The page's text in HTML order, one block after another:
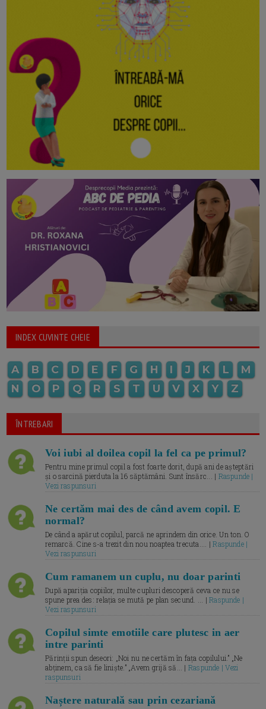
INDEX CUVINTE CHEIE
A B C D E F G H I J K L
M
N
O P Q R S T U V X Y Z
ÎNTREBARI
Voi iubi al doilea copil la fel ca pe primul?
Pentru mine primul copil a fost foarte dorit, după ani de așteptări
și o sarcină pierduta la 16 săptămâni. Sunt însărc... | Raspunde |
Vezi raspunsuri
Ne certăm mai des de când avem copil. E
normal?
De când a apărut copilul, parcă ne aprindem din orice. Un ton. O
remarcă. Cine s-a trezit din nou noaptea trecuta.... |Raspunde |
Vezi raspunsuri
Cum ramanem un cuplu, nu doar parinti
După apariția copiilor, multe cupluri descoperă ceva ce nu se
spune prea des: relația se mută pe plan secund. ... |Raspunde |
Vezi raspunsuri
Copilul simte emotiile care plutesc in aer
intre parinti
Părinții spun deseori: „Noi nu ne certăm în fața copilului.” „Ne
abținem, ca să fie liniște.” „Avem grijă să... | Raspunde | Vezi
raspunsuri
Naștere naturală sau prin cezariană